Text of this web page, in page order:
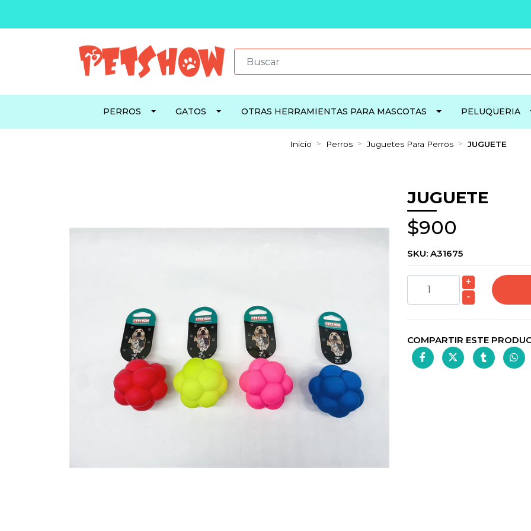
PERROS GATOS OTRAS HERRAMIENTAS PARA MASCOTAS PELUQUERIA
Inicio Perros Juguetes Para Perros JUGUETE
JUGUETE
$900
SKU: A31675
+
-
COMPARTIR ESTE